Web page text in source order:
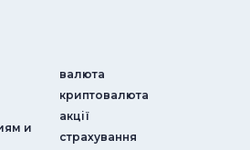
и
валюта
криптовалюта
акції
страхування